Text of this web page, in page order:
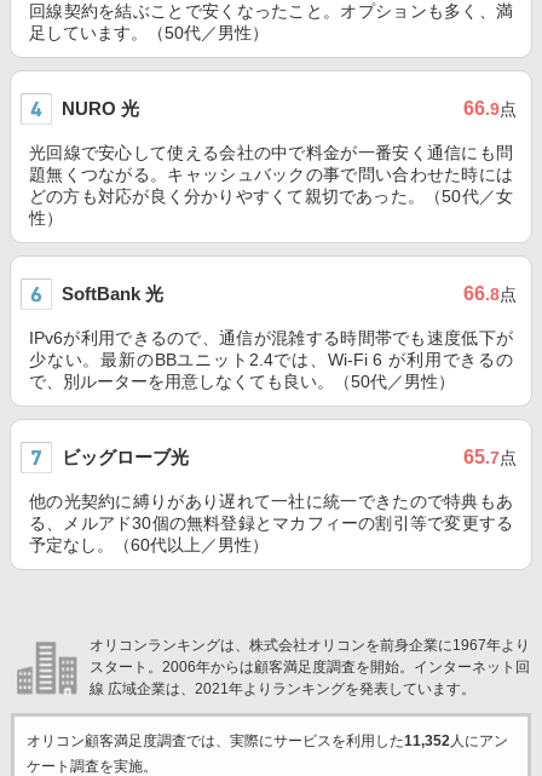
回線契約を結ぶことで安くなったこと。オプションも多く、満
足しています。（50代／男性）
NURO 光 66.9点
光回線で安心して使える会社の中で料金が一番安く通信にも問
題無くつながる。キャッシュバックの事で問い合わせた時には
どの方も対応が良く分かりやすくて親切であった。（50代／女
性）
SoftBank 光 66.8点
IPv6が利用できるので、通信が混雑する時間帯でも速度低下が
少ない。最新のBBユニット2.4では、Wi-Fi 6 が利用できるの
で、別ルーターを用意しなくても良い。（50代／男性）
ビッグローブ光 65.7点
他の光契約に縛りがあり遅れて一社に統一できたので特典もあ
る、メルアド30個の無料登録とマカフィーの割引等で変更する
予定なし。（60代以上／男性）
オリコンランキングは、株式会社オリコンを前身企業に1967年より
スタート。2006年からは顧客満足度調査を開始。インターネット回
線 広域企業は、2021年よりランキングを発表しています。
オリコン顧客満足度調査では、実際にサービスを利用した11,352人にアン
ケート調査を実施。